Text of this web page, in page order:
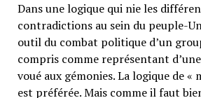
Dans une logique qui nie les
contradictions au sein du peuple-
outil du combat politique d’un
compris comme représentant
voué aux gémonies. La logique de «
est préférée. Mais comme il faut